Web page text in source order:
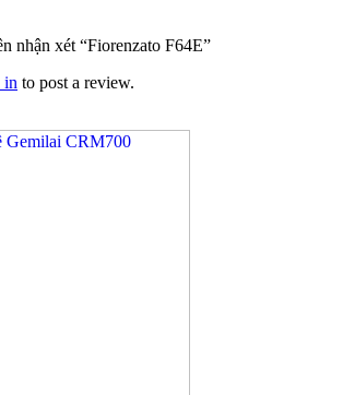
nhận xét “Fiorenzato F64E”
in to post a review.